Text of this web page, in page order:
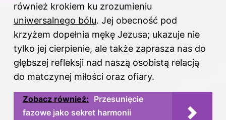
również krokiem ku zrozumieniu
uniwersalnego bólu. Jej obecność pod
krzyżem dopełnia mękę Jezusa; ukazuje nie
tylko jej cierpienie, ale także zaprasza nas do
głębszej refleksji nad naszą osobistą relacją
do matczynej miłości oraz ofiary.
Zobacz również: Przesunięcie
fazowe jako sekret harmonii